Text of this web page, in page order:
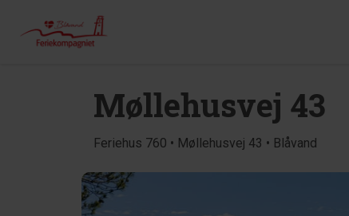
Møllehusvej 43
Feriehus 760 • Møllehusvej 43 • Blåvand